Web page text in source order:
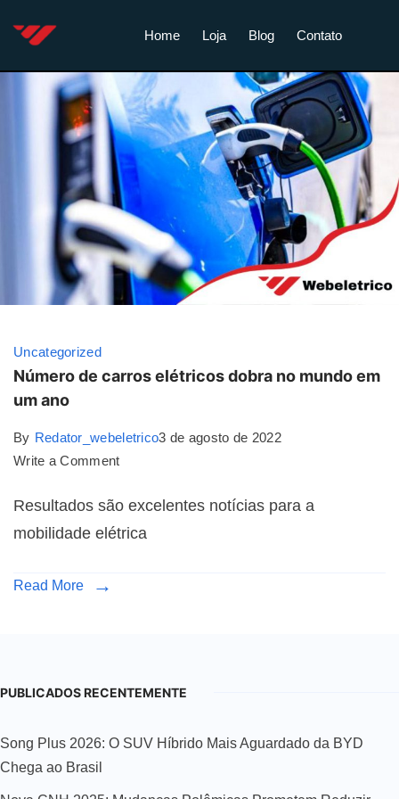
Home Loja Blog Contato
Uncategorized
Número de carros elétricos dobra no mundo em
um ano
By Redator_webeletrico3 de agosto de 2022
Write a Comment
Resultados são excelentes notícias para a
mobilidade elétrica
Read More
PUBLICADOS RECENTEMENTE
Song Plus 2026: O SUV Híbrido Mais Aguardado da BYD
Chega ao Brasil